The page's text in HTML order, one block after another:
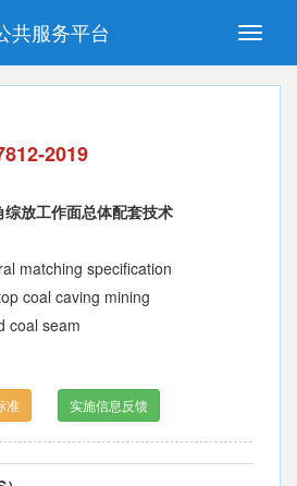
Toggle
共服务平台
推荐性国家标准
(National standards in foreign
2019
综放工作面总体配套技术
matching specification
coal caving mining
coal seam
准 实施信息反馈